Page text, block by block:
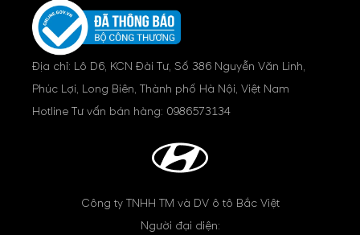
Địa chỉ: Lô D6, KCN Đài Tư, Số 386 Nguyễn Văn Linh,
Phúc Lợi, Long Biên, Thành phố Hà Nội, Việt Nam
Hotline Tư vấn bán hàng: 0986573134
Công ty TNHH TM và DV ô tô Bắc Việt
Người đại diện: